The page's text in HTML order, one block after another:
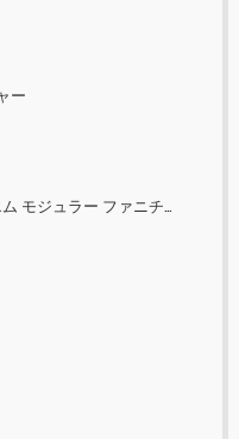
ー
モジュラー ファニチャー